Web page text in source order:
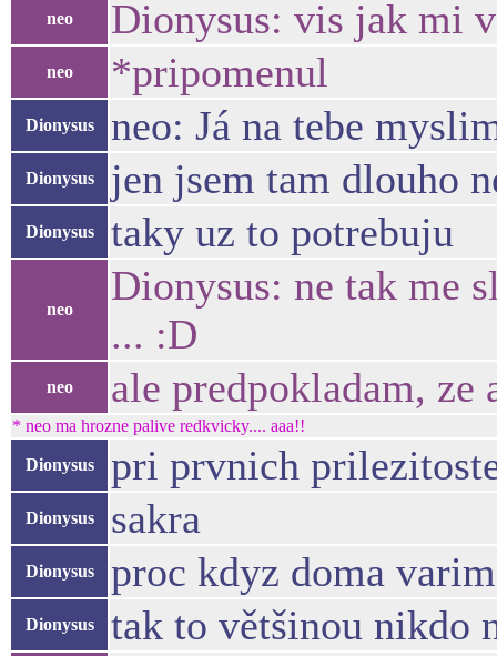
neo Dionysus: vis jak mi
neo *pripomenul
Dionysus neo: Já na tebe
Dionysus jen jsem tam dlouho
Dionysus taky uz to potrebuju
neo
Dionysus: ne tak me
... :D
neo ale predpokladam, ze
* neo ma hrozne palive redkvicky.... aaa!!
Dionysus pri prvnich
Dionysus sakra
Dionysus proc kdyz doma varim
Dionysus
tak to většinou nikdo